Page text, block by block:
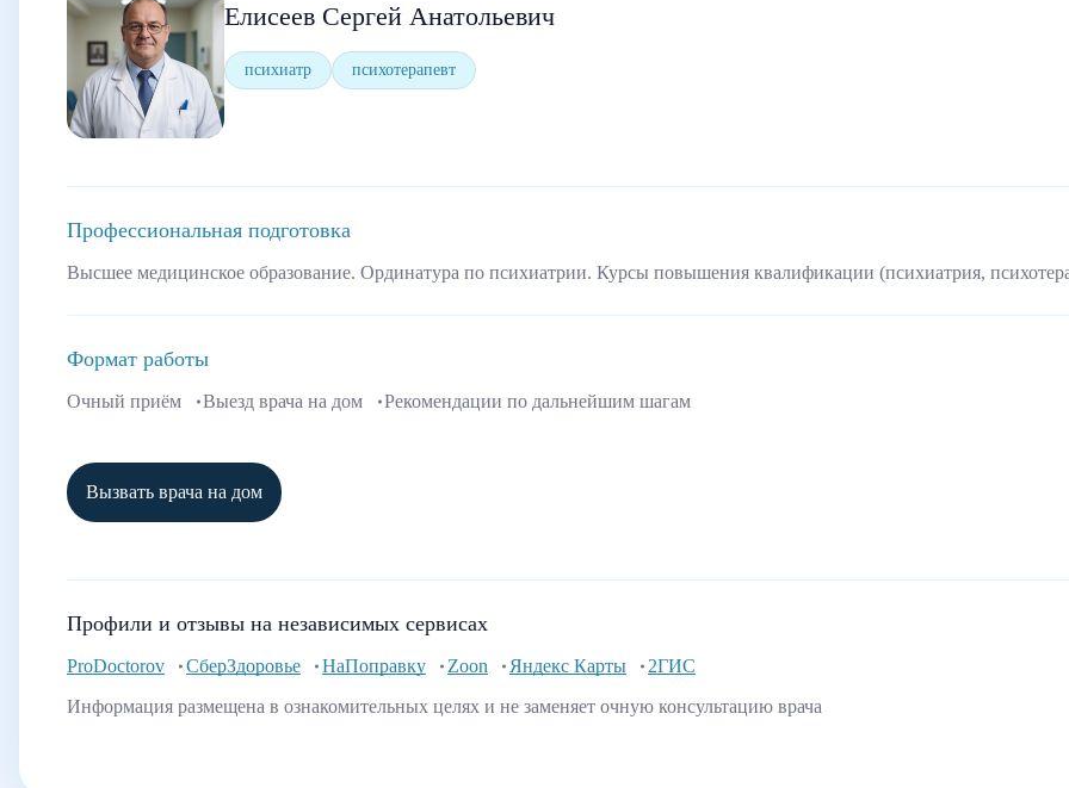
Елисеев Сергей Анатольевич
психиатр психотерапевт
Профессиональная подготовка
Высшее медицинское образование. Ординатура по психиатрии. Курсы повышения квалификации (психиатрия,
Формат работы
Очный приём Выезд врача на дом Рекомендации по дальнейшим шагам
Вызвать врача на дом
Профили и отзывы на независимых сервисах
ProDoctorov СберЗдоровье НаПоправку Zoon Яндекс Карты
2ГИС
Информация размещена в ознакомительных целях и не заменяет очную консультацию врача